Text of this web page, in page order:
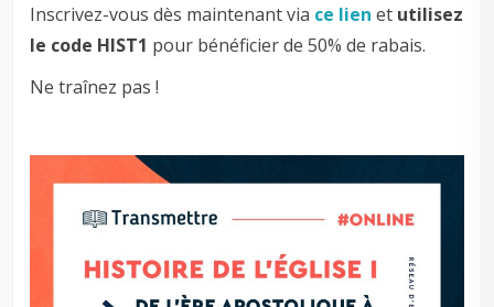
Inscrivez-vous dès maintenant via ce lien et utilisez
le code HIST1 pour bénéficier de 50% de rabais.
Ne traînez pas !